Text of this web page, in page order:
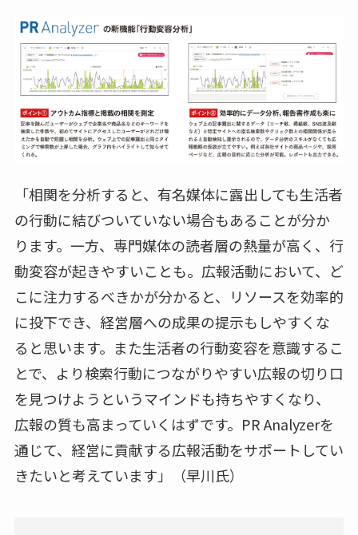
「相関を分析すると、有名媒体に露出しても生活者
の行動に結びついていない場合もあることが分か
ります。一方、専門媒体の読者層の熱量が高く、行
動変容が起きやすいことも。広報活動において、ど
こに注力するべきかが分かると、リソースを効率的
に投下でき、経営層への成果の提示もしやすくな
ると思います。また生活者の行動変容を意識するこ
とで、より検索行動につながりやすい広報の切り口
を見つけようというマインドも持ちやすくなり、
広報の質も高まっていくはずです。PR Analyzerを
通じて、経営に貢献する広報活動をサポートしてい
きたいと考えています」（早川氏）